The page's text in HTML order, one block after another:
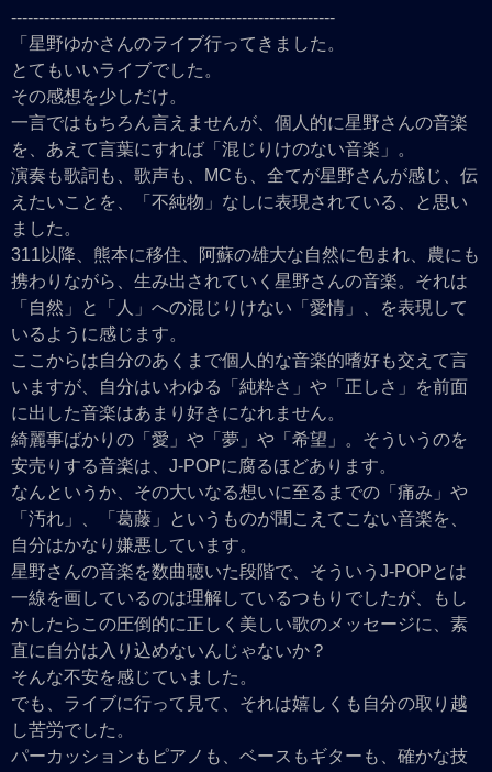
-----------------------------------------------------------
「星野ゆかさんのライブ行ってきました。
とてもいいライブでした。
その感想を少しだけ。
一言ではもちろん言えませんが、個人的に星野さんの音楽
を、あえて言葉にすれば「混じりけのない音楽」。
演奏も歌詞も、歌声も、MCも、全てが星野さんが感じ、伝
えたいことを、「不純物」なしに表現されている、と思い
ました。
311以降、熊本に移住、阿蘇の雄大な自然に包まれ、農にも
携わりながら、生み出されていく星野さんの音楽。それは
「自然」と「人」への混じりけない「愛情」、を表現して
いるように感じます。
ここからは自分のあくまで個人的な音楽的嗜好も交えて言
いますが、自分はいわゆる「純粋さ」や「正しさ」を前面
に出した音楽はあまり好きになれません。
綺麗事ばかりの「愛」や「夢」や「希望」。そういうのを
安売りする音楽は、J-POPに腐るほどあります。
なんというか、その大いなる想いに至るまでの「痛み」や
「汚れ」、「葛藤」というものが聞こえてこない音楽を、
自分はかなり嫌悪しています。
星野さんの音楽を数曲聴いた段階で、そういうJ-POPとは
一線を画しているのは理解しているつもりでしたが、もし
かしたらこの圧倒的に正しく美しい歌のメッセージに、素
直に自分は入り込めないんじゃないか？
そんな不安を感じていました。
でも、ライブに行って見て、それは嬉しくも自分の取り越
し苦労でした。
パーカッションもピアノも、ベースもギターも、確かな技